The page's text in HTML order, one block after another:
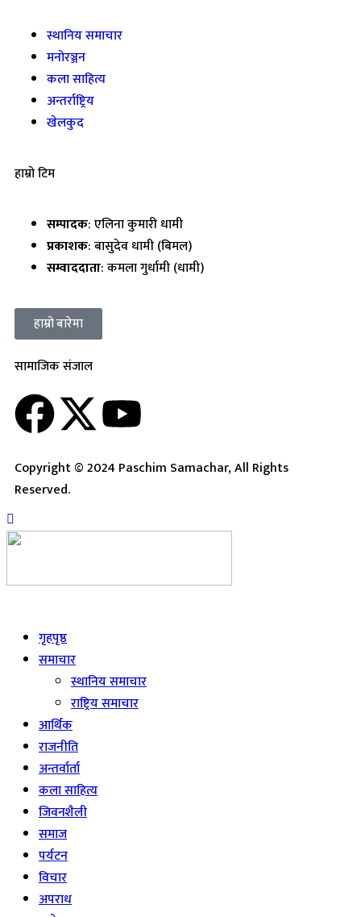
स्थानिय समाचार
मनोरञ्जन
कला साहित्य
अन्तर्राष्ट्रिय
खेलकुद
हाम्रो टिम
सम्पादक: एलिना कुमारी धामी
प्रकाशक: बासुदेव धामी (बिमल)
सम्वाददाता: कमला गुर्धामी (धामी)
हाम्रो बारेमा
सामाजिक संजाल
Copyright © 2024 Paschim Samachar, All Rights
Reserved.
गृहपृष्ठ
समाचार
स्थानिय समाचार
राष्ट्रिय समाचार
आर्थिक
राजनीति
अन्तर्वार्ता
कला साहित्य
जिवनशैली
समाज
पर्यटन
विचार
अपराध